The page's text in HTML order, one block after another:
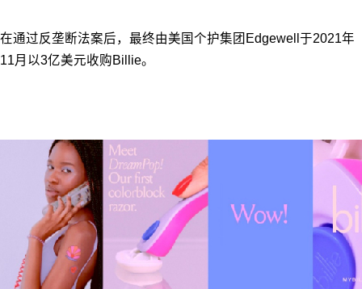
在通过反垄断法案后，最终由美国个护集团Edgewell于2021年
11月以3亿美元收购Billie。